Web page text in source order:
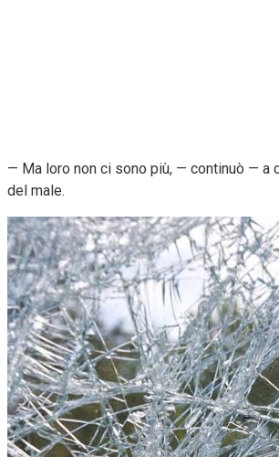
— Ma loro non ci sono più, — continuò — a
del male.